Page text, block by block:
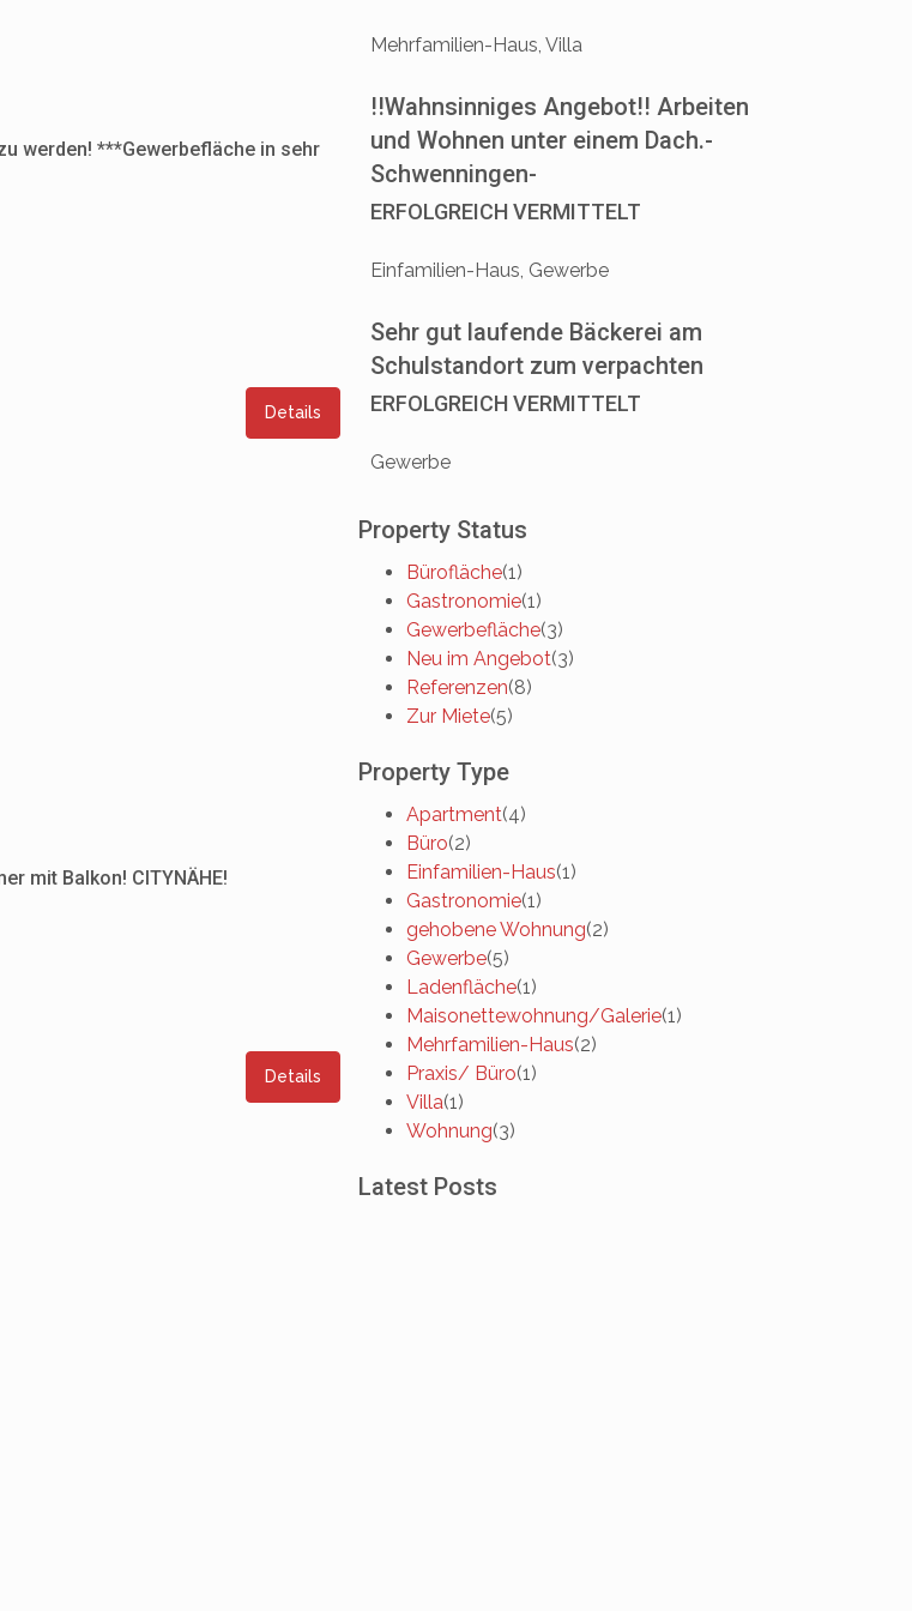
werden! ***Gewerbefläche in sehr
Details
mit Balkon! CITYNÄHE!
Details
Mehrfamilien-Haus, Villa
!!Wahnsinniges Angebot!! Arbeiten
und Wohnen unter einem Dach.-
Schwenningen-
ERFOLGREICH VERMITTELT
Einfamilien-Haus, Gewerbe
Sehr gut laufende Bäckerei am
Schulstandort zum verpachten
ERFOLGREICH VERMITTELT
Gewerbe
Property Status
Bürofläche(1)
Gastronomie(1)
Gewerbefläche(3)
Neu im Angebot(3)
Referenzen(8)
Zur Miete(5)
Property Type
Apartment(4)
Büro(2)
Einfamilien-Haus(1)
Gastronomie(1)
gehobene Wohnung(2)
Gewerbe(5)
Ladenfläche(1)
Maisonettewohnung/Galerie(1)
Mehrfamilien-Haus(2)
Praxis/ Büro(1)
Villa(1)
Wohnung(3)
Latest Posts